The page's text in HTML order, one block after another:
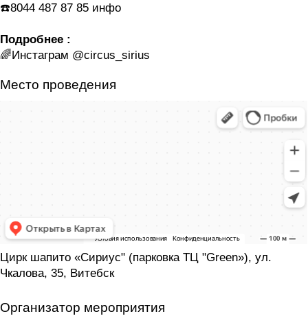
☎️8044 487 87 85 инфо
Подробнее :
🌈Инстаграм @circus_sirius
Место проведения
Цирк шапито «Сириус" (парковка ТЦ "Green»), ул.
Чкалова, 35, Витебск
Организатор мероприятия